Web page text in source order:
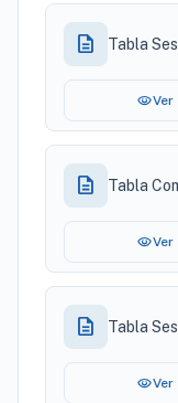
description Tabla
visibilityVer
description Tabla
visibilityVer
description Tabla
visibilityVer